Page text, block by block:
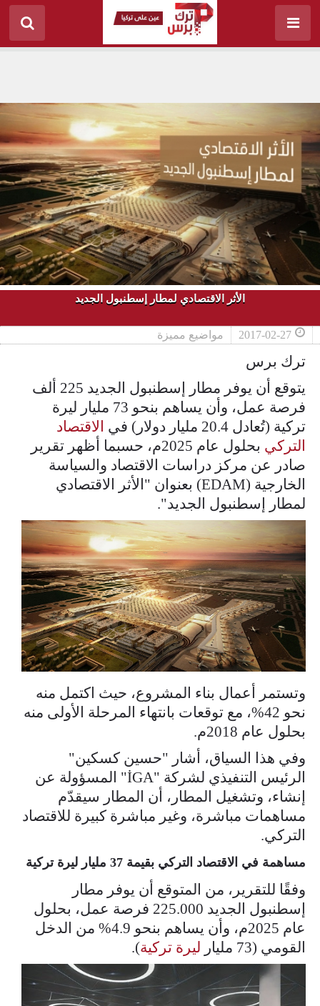
الأثر الاقتصادي لمطار إسطنبول الجديد
2017-02-27 مواضيع مميزة
ترك برس
يتوقع أن يوفر مطار إسطنبول الجديد 225 ألف
فرصة عمل، وأن يساهم بنحو 73 مليار ليرة
تركية (تُعادل 20.4 مليار دولار) في
الاقتصاد
التركي
بحلول عام 2025م، حسبما أظهر تقرير
صادر عن مركز دراسات الاقتصاد والسياسة
الخارجية (EDAM) بعنوان "الأثر الاقتصادي
لمطار إسطنبول الجديد".
وتستمر أعمال بناء المشروع، حيث اكتمل منه
نحو 42%، مع توقعات بانتهاء المرحلة الأولى منه
بحلول عام 2018م.
وفي هذا السياق، أشار "حسين كسكين"
الرئيس التنفيذي لشركة "İGA" المسؤولة عن
إنشاء، وتشغيل المطار، أن المطار سيقدّم
مساهمات مباشرة، وغير مباشرة كبيرة للاقتصاد
التركي.
مساهمة في الاقتصاد التركي بقيمة 37 مليار ليرة تركية
وفقًا للتقرير، من المتوقع أن يوفر مطار
إسطنبول الجديد 225.000 فرصة عمل، بحلول
عام 2025م، وأن يساهم بنحو 4.9% من الدخل
القومي (73 مليار
ليرة تركية).